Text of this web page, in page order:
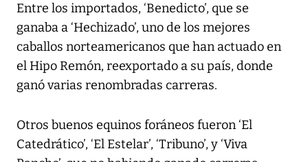
Entre los importados, ‘Benedicto’, que se
ganaba a ‘Hechizado’, uno de los mejores
caballos norteamericanos que han actuado en
el Hipo Remón, reexportado a su país, donde
ganó varias renombradas carreras.
Otros buenos equinos foráneos fueron ‘El
Catedrático’, ‘El Estelar’, ‘Tribuno’, y ‘Viva